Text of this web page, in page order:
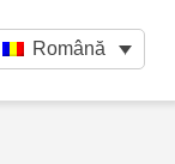
Română